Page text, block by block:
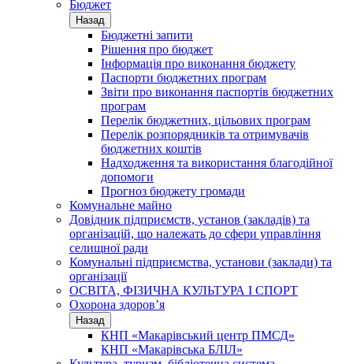
Бюджет
Назад
Бюджетні запити
Рішення про бюджет
Інформація про виконання бюджету
Паспорти бюджетних програм
Звіти про виконання паспортів бюджетних
програм
Перелік бюджетних, цільових програм
Перелік розпорядників та отримувачів
бюджетних коштів
Надходження та використання благодійної
допомоги
Прогноз бюджету громади
Комунальне майно
Довідник підприємств, установ (закладів) та
організацій, що належать до сфери управління
селищної ради
Комунальні підприємства, установи (заклади) та
організації
ОСВІТА, ФІЗИЧНА КУЛЬТУРА І СПОРТ
Охорона здоров’я
Назад
КНП «Макарівський центр ПМСД»
КНП «Макарівська БЛІЛ»